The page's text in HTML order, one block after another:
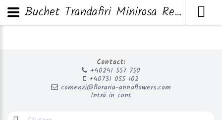
Contact:
+40241 557 750
+40731 055 102
comenzi@floraria-annaflowers.com
Intră in cont
Buchet Trandafiri Minirosa Reflex Wondelful